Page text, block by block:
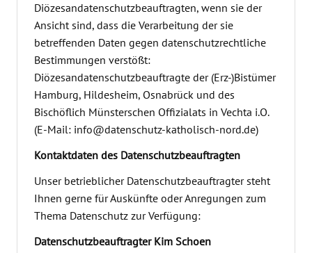
Diözesandatenschutzbeauftragten, wenn sie der
Ansicht sind, dass die Verarbeitung der sie
betreffenden Daten gegen datenschutzrechtliche
Bestimmungen verstößt:
Diözesandatenschutzbeauftragte der (Erz-)Bistümer
Hamburg, Hildesheim, Osnabrück und des
Bischöflich Münsterschen Offizialats in Vechta i.O.
(E-Mail: info@datenschutz-katholisch-nord.de)
Kontaktdaten des Datenschutzbeauftragten
Unser betrieblicher Datenschutzbeauftragter steht
Ihnen gerne für Auskünfte oder Anregungen zum
Thema Datenschutz zur Verfügung:
Datenschutzbeauftragter Kim Schoen